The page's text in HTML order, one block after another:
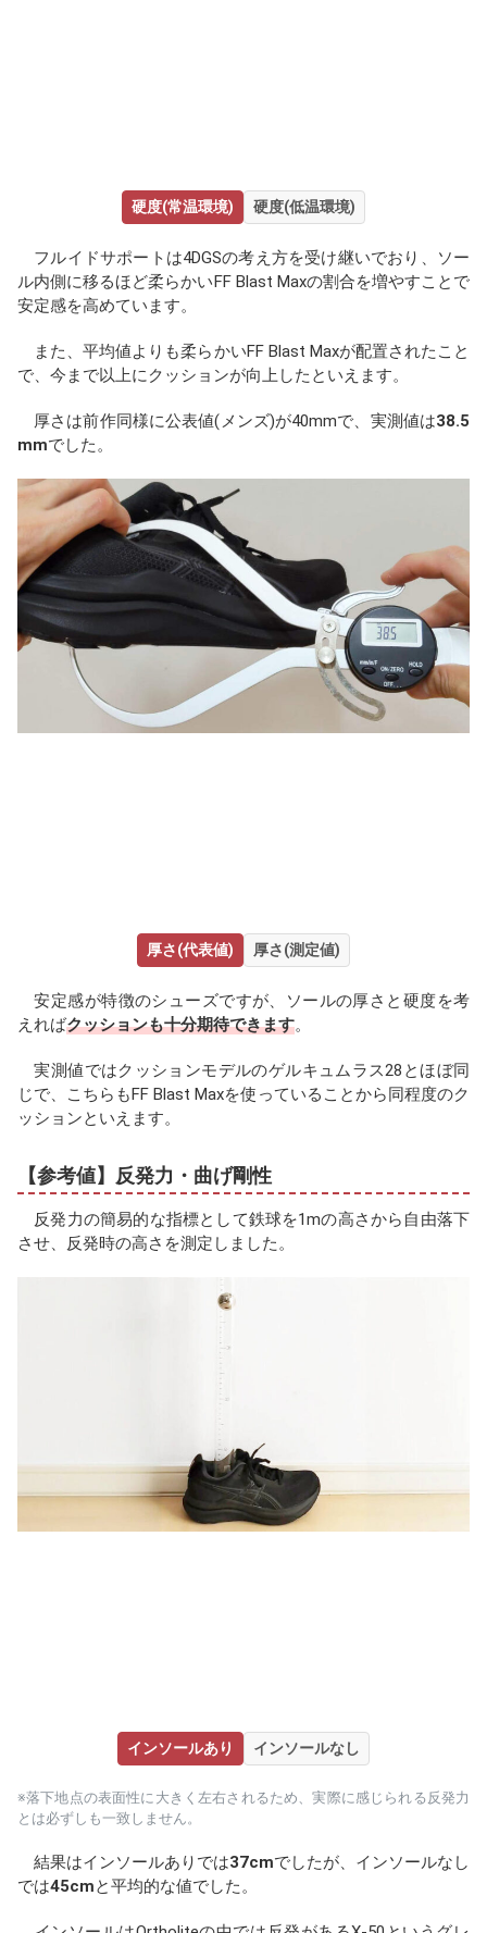
硬度(常温環境) 硬度(低温環境)
フルイドサポートは4DGSの考え方を受け継いでおり、ソー
ル内側に移るほど柔らかいFF Blast Maxの割合を増やすことで
安定感を高めています。
また、平均値よりも柔らかいFF Blast Maxが配置されたこと
で、今まで以上にクッションが向上したといえます。
厚さは前作同様に公表値(メンズ)が40mmで、実測値は38.5
mmでした。
厚さ(代表値) 厚さ(測定値)
安定感が特徴のシューズですが、ソールの厚さと硬度を考
えればクッションも十分期待できます。
実測値ではクッションモデルのゲルキュムラス28とほぼ同
じで、こちらもFF Blast Maxを使っていることから同程度のク
ッションといえます。
【参考値】反発力・曲げ剛性
反発力の簡易的な指標として鉄球を1mの高さから自由落下
させ、反発時の高さを測定しました。
インソールあり インソールなし
※落下地点の表面性に大きく左右されるため、実際に感じられる反発力
とは必ずしも一致しません。
結果はインソールありでは37cmでしたが、インソールなし
では45cmと平均的な値でした。